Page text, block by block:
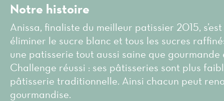
Notre histoire
Anissa, finaliste du meilleur patissier 2015,
éliminer le sucre blanc et tous les sucres
une patisserie tout aussi saine que gourmande
Challenge réussi : ses pâtisseries sont plus
pâtisserie traditionnelle. Ainsi chacun peut
gourmandise.